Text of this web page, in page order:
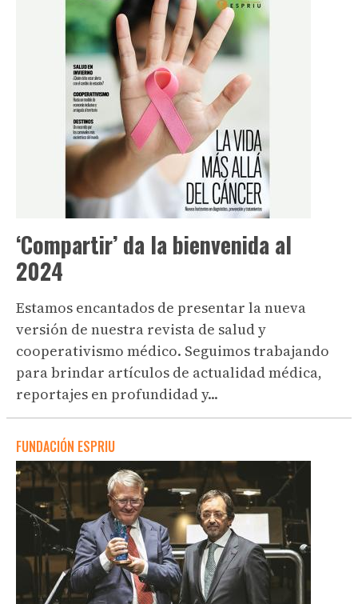
‘Compartir’ da la bienvenida al
2024
Estamos encantados de presentar la nueva
versión de nuestra revista de salud y
cooperativismo médico. Seguimos trabajando
para brindar artículos de actualidad médica,
reportajes en profundidad y...
FUNDACIÓN ESPRIU